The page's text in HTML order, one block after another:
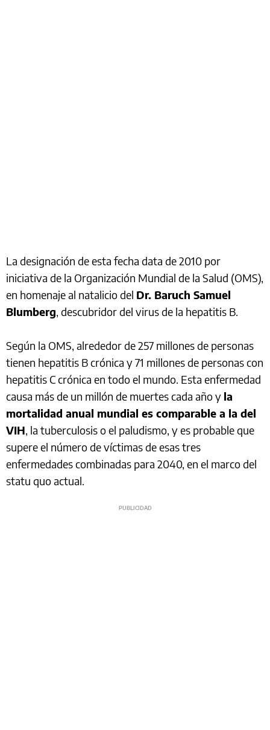
La designación de esta fecha data de 2010 por
iniciativa de la Organización Mundial de la Salud (OMS),
en homenaje al natalicio del Dr. Baruch Samuel
Blumberg, descubridor del virus de la hepatitis B.
Según la OMS, alrededor de 257 millones de personas
tienen hepatitis B crónica y 71 millones de personas con
hepatitis C crónica en todo el mundo. Esta enfermedad
causa más de un millón de muertes cada año y la
mortalidad anual mundial es comparable a la del
VIH, la tuberculosis o el paludismo, y es probable que
supere el número de víctimas de esas tres
enfermedades combinadas para 2040, en el marco del
statu quo actual.